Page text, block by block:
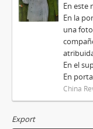
En este
En la
una
En el
En
China
Export